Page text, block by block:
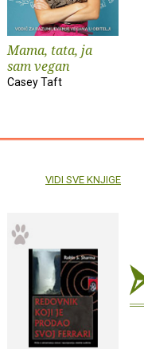
Mama, tata, ja
sam vegan
Casey Taft
VIDI SVE KNJIGE